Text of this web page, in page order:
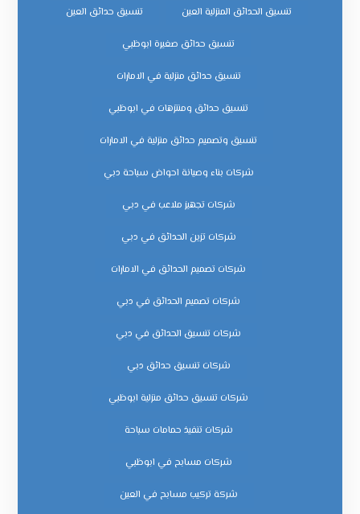
تنسيق الحدائق المنزلية العين تنسيق حدائق العين
تنسيق حدائق صغيرة ابوظبي
تنسيق حدائق منزلية في الامارات
تنسيق حدائق ومنتزهات في ابوظبي
تنسيق وتصميم حدائق منزلية في الامارات
شركات بناء وصيانة احواض سباحة دبي
شركات تجهيز ملاعب في دبي
شركات تزين الحدائق في دبي
شركات تصميم الحدائق في الامارات
شركات تصميم الحدائق في دبي
شركات تنسيق الحدائق في دبي
شركات تنسيق حدائق دبي
شركات تنسيق حدائق منزلية ابوظبي
شركات تنفيذ حمامات سباحة
شركات مسابح في ابوظبي
شركة تركيب مسابح في العين